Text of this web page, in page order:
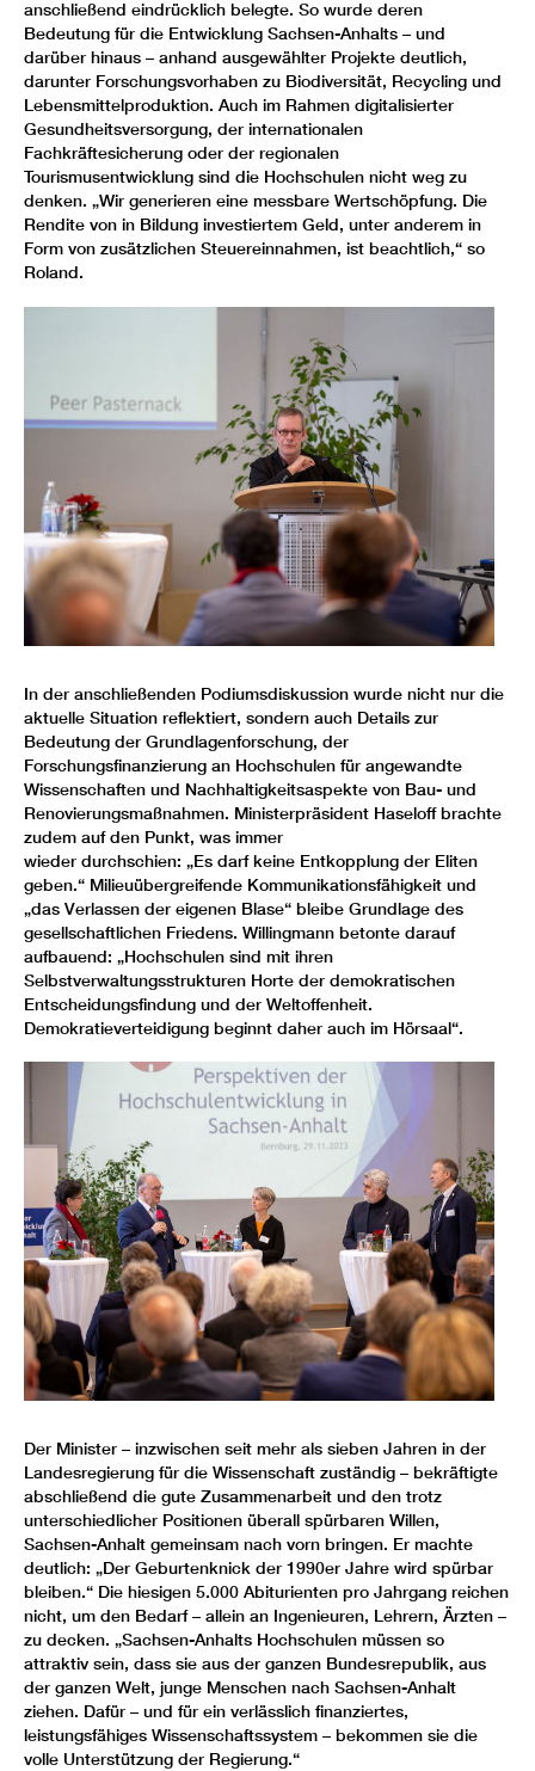
anschließend eindrücklich belegte. So wurde deren
Bedeutung für die Entwicklung Sachsen-Anhalts – und
darüber hinaus – anhand ausgewählter Projekte deutlich,
darunter Forschungsvorhaben zu Biodiversität, Recycling und
Lebensmittelproduktion. Auch im Rahmen digitalisierter
Gesundheitsversorgung, der internationalen
Fachkräftesicherung oder der regionalen
Tourismusentwicklung sind die Hochschulen nicht weg zu
denken. „Wir generieren eine messbare Wertschöpfung. Die
Rendite von in Bildung investiertem Geld, unter anderem in
Form von zusätzlichen Steuereinnahmen, ist beachtlich,“ so
Roland.
In der anschließenden Podiumsdiskussion wurde nicht nur die
aktuelle Situation reflektiert, sondern auch Details zur
Bedeutung der Grundlagenforschung, der
Forschungsfinanzierung an Hochschulen für angewandte
Wissenschaften und Nachhaltigkeitsaspekte von Bau- und
Renovierungsmaßnahmen. Ministerpräsident Haseloff brachte
zudem auf den Punkt, was immer
wieder durchschien: „Es darf keine Entkopplung der Eliten
geben.“ Milieuübergreifende Kommunikationsfähigkeit und
„das Verlassen der eigenen Blase“ bleibe Grundlage des
gesellschaftlichen Friedens. Willingmann betonte darauf
aufbauend: „Hochschulen sind mit ihren
Selbstverwaltungsstrukturen Horte der demokratischen
Entscheidungsfindung und der Weltoffenheit.
Demokratieverteidigung beginnt daher auch im Hörsaal“.
Der Minister – inzwischen seit mehr als sieben Jahren in der
Landesregierung für die Wissenschaft zuständig – bekräftigte
abschließend die gute Zusammenarbeit und den trotz
unterschiedlicher Positionen überall spürbaren Willen,
Sachsen-Anhalt gemeinsam nach vorn bringen. Er machte
deutlich: „Der Geburtenknick der 1990er Jahre wird spürbar
bleiben.“ Die hiesigen 5.000 Abiturienten pro Jahrgang reichen
nicht, um den Bedarf – allein an Ingenieuren, Lehrern, Ärzten –
zu decken. „Sachsen-Anhalts Hochschulen müssen so
attraktiv sein, dass sie aus der ganzen Bundesrepublik, aus
der ganzen Welt, junge Menschen nach Sachsen-Anhalt
ziehen. Dafür – und für ein verlässlich finanziertes,
leistungsfähiges Wissenschaftssystem – bekommen sie die
volle Unterstützung der Regierung.“